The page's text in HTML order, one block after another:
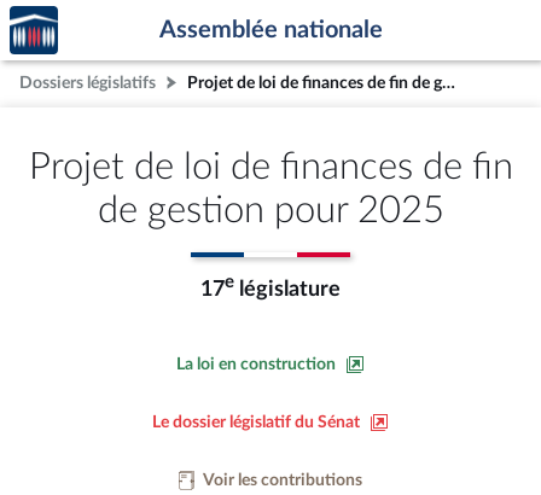
Aller au contenu
Aller en bas de la page
Accèder
à la
page
d'accueil
Assemblée nationale
Dossiers législatifs Projet de loi de finances de fin de gestion pour 2025
Projet de loi de finances de fin
de gestion pour 2025
17e législature
La loi en construction
Le dossier législatif du Sénat
Voir les contributions